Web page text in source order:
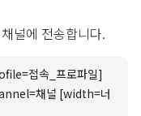
널에 전송합니다.
접속_프로파일]
채널 [width=너